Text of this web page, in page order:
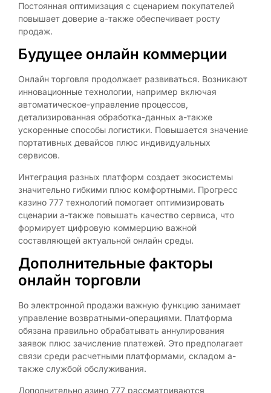
Постоянная оптимизация с сценарием покупателей
повышает доверие а-также обеспечивает росту
продаж.
Будущее онлайн коммерции
Онлайн торговля продолжает развиваться. Возникают
инновационные технологии, например включая
автоматическое-управление процессов,
детализированная обработка-данных а-также
ускоренные способы логистики. Повышается значение
портативных девайсов плюс индивидуальных
сервисов.
Интеграция разных платформ создает экосистемы
значительно гибкими плюс комфортными. Прогресс
казино 777 технологий помогает оптимизировать
сценарии а-также повышать качество сервиса, что
формирует цифровую коммерцию важной
составляющей актуальной онлайн среды.
Дополнительные факторы
онлайн торговли
Во электронной продажи важную функцию занимает
управление возвратными-операциями. Платформа
обязана правильно обрабатывать аннулирования
заявок плюс зачисление платежей. Это предполагает
связи среди расчетными платформами, складом а-
также службой обслуживания.
Дополнительно азино 777 рассматриваются